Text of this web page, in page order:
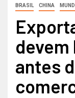
BRASIL CHINA
antes